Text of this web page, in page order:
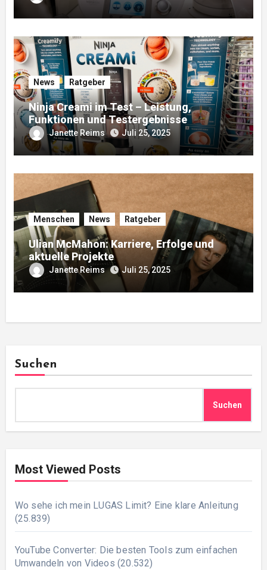
News Ratgeber
Ninja Creami im Test – Leistung,
Funktionen und Testergebnisse
Janette Reims Juli 25, 2025
Menschen News Ratgeber
Ulian McMahon: Karriere, Erfolge und
aktuelle Projekte
Janette Reims Juli 25, 2025
Suchen
Suchen
Most Viewed Posts
Wo sehe ich mein LUGAS Limit? Eine klare Anleitung
(25.839)
YouTube Converter: Die besten Tools zum einfachen
Umwandeln von Videos (20.532)